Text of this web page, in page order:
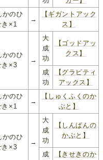
かのひ
き×1
→
【ギガントアック
ス】
かのひ
き×3
→
大
成
功
【ゴッドアッ
クス】
成
功
【グラビティ
アックス】
かのひ
き×1
→
【しゅくふくのか
ぶと】
かのひ
き×3
→
大
成
功
【しんぱんの
かぶと】
成
【きせきのか